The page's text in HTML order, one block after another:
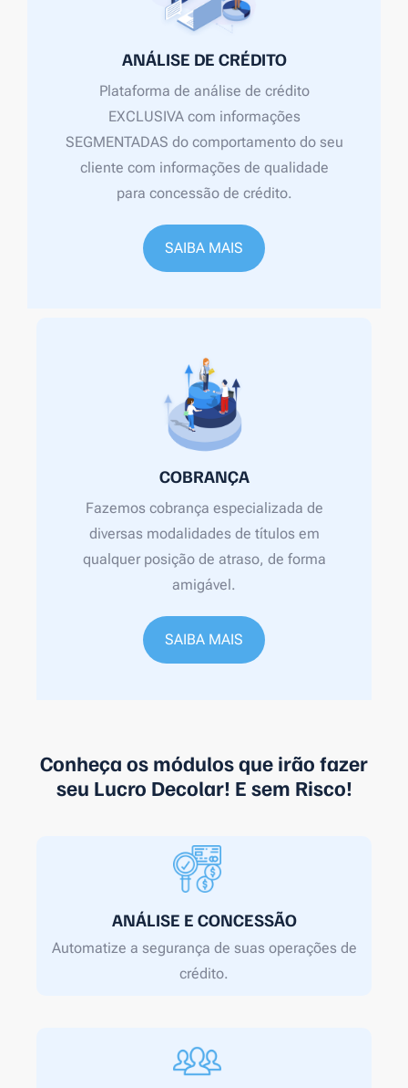
ANÁLISE DE CRÉDITO
Plataforma de análise de crédito
EXCLUSIVA com informações
SEGMENTADAS do comportamento do seu
cliente com informações de qualidade
para concessão de crédito.
SAIBA MAIS
COBRANÇA
Fazemos cobrança especializada de
diversas modalidades de títulos em
qualquer posição de atraso, de forma
amigável.
SAIBA MAIS
Conheça os módulos que irão fazer
seu Lucro Decolar! E sem Risco!
ANÁLISE E CONCESSÃO
Automatize a segurança de suas operações de
crédito.